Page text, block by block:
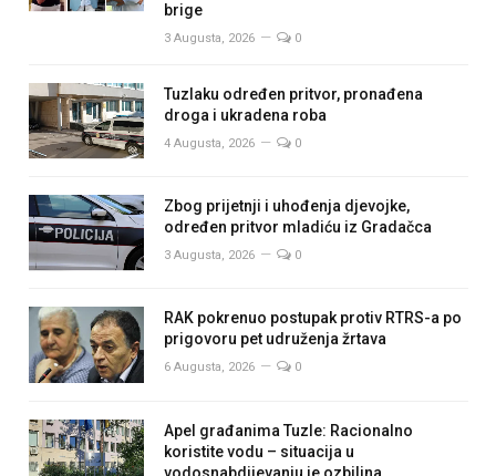
brige
3 Augusta, 2026 0
Tuzlaku određen pritvor, pronađena
droga i ukradena roba
4 Augusta, 2026 0
Zbog prijetnji i uhođenja djevojke,
određen pritvor mladiću iz Gradačca
3 Augusta, 2026 0
RAK pokrenuo postupak protiv RTRS-a po
prigovoru pet udruženja žrtava
6 Augusta, 2026 0
Apel građanima Tuzle: Racionalno
koristite vodu – situacija u